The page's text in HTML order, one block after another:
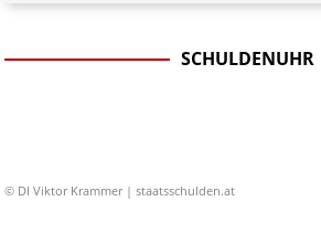
SCHULDENUHR
© DI Viktor Krammer | staatsschulden.at